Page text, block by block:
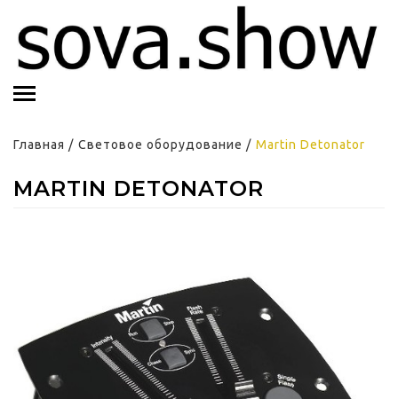
Главная / Световое оборудование / Martin Detonator
MARTIN DETONATOR